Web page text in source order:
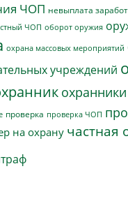
ЧОП невыплата
ЧОП оборот оружия
охрана массовых мероприятий
учреждений
охранники
проверка проверка ЧОП
на охрану частная